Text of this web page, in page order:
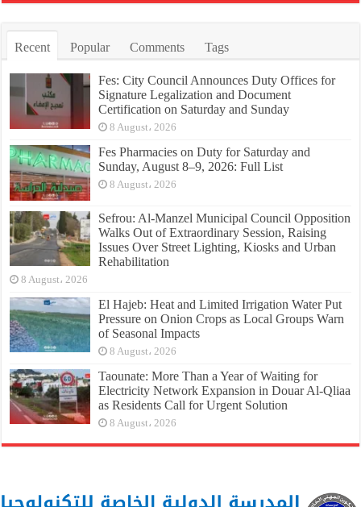
Recent Popular Comments Tags
Fes: City Council Announces Duty Offices for
Signature Legalization and Document
Certification on Saturday and Sunday
8 August، 2026
Fes Pharmacies on Duty for Saturday and
Sunday, August 8–9, 2026: Full List
8 August، 2026
Sefrou: Al-Manzel Municipal Council Opposition
Walks Out of Extraordinary Session, Raising
Issues Over Street Lighting, Kiosks and Urban
Rehabilitation
8 August، 2026
El Hajeb: Heat and Limited Irrigation Water Put
Pressure on Onion Crops as Local Groups Warn
of Seasonal Impacts
8 August، 2026
Taounate: More Than a Year of Waiting for
Electricity Network Expansion in Douar Al-Qliaa
as Residents Call for Urgent Solution
8 August، 2026